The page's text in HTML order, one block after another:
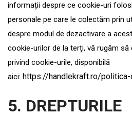
informații despre ce cookie-uri
personale pe care le colectăm prin
despre modul de dezactivare a
cookie-urilor de la terți, vă rugăm
privind cookie-urile, disponibilă
aici: https://handlekraft.ro/
5. DREPTURILE